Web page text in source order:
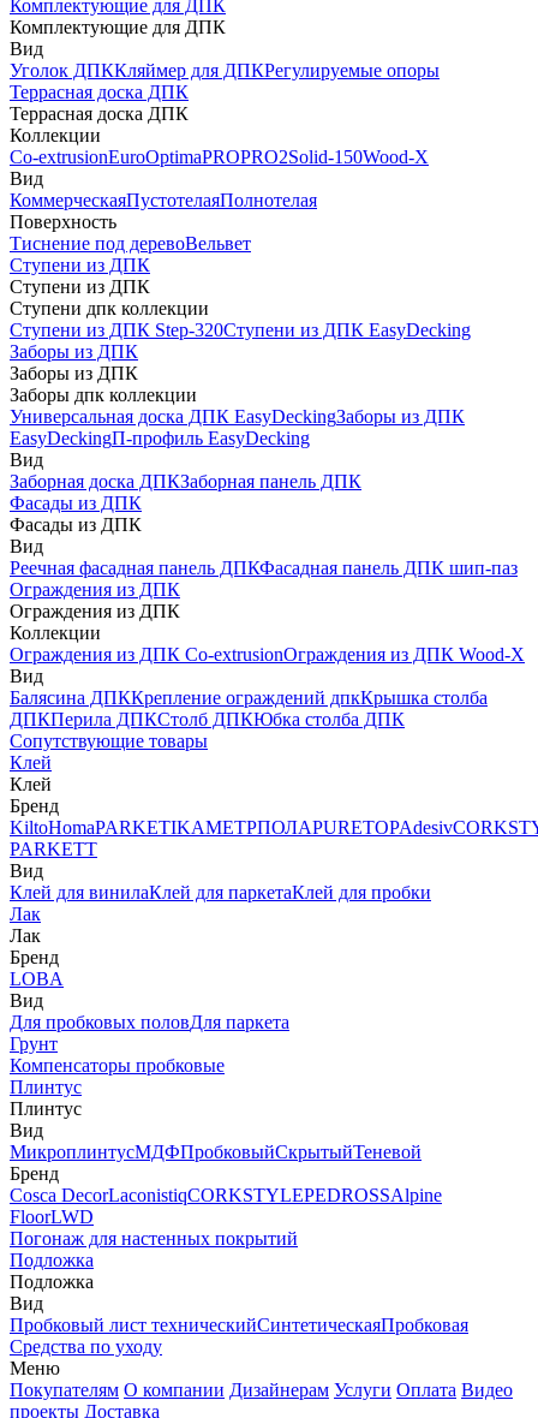
Комплектующие для ДПК
Комплектующие для ДПК
Вид
Уголок ДПККляймер для ДПКРегулируемые опоры
Террасная доска ДПК
Террасная доска ДПК
Коллекции
Co-extrusionEuroOptimaPROPRO2Solid-150Wood-X
Вид
КоммерческаяПустотелаяПолнотелая
Поверхность
Тиснение под деревоВельвет
Ступени из ДПК
Ступени из ДПК
Ступени дпк коллекции
Ступени из ДПК Step-320Ступени из ДПК EasyDecking
Заборы из ДПК
Заборы из ДПК
Заборы дпк коллекции
Универсальная доска ДПК EasyDeckingЗаборы из ДПК
EasyDeckingП-профиль EasyDecking
Вид
Заборная доска ДПКЗаборная панель ДПК
Фасады из ДПК
Фасады из ДПК
Вид
Реечная фасадная панель ДПКФасадная панель ДПК шип-паз
Ограждения из ДПК
Ограждения из ДПК
Коллекции
Ограждения из ДПК Co-extrusionОграждения из ДПК Wood-X
Вид
Балясина ДПККрепление ограждений дпкКрышка столба
ДПКПерила ДПКСтолб ДПКЮбка столба ДПК
Сопутствующие товары
Клей
Клей
Бренд
KiltoHomaPARKETIKAМЕТРПОЛАPURETOPAdesiv
PARKETT
Вид
Клей для винилаКлей для паркетаКлей для пробки
Лак
Лак
Бренд
LOBA
Вид
Для пробковых половДля паркета
Грунт
Компенсаторы пробковые
Плинтус
Плинтус
Вид
МикроплинтусМДФПробковыйСкрытыйТеневой
Бренд
Cosca DecorLaconistiqCORKSTYLEPEDROSSAlpine
FloorLWD
Погонаж для настенных покрытий
Подложка
Подложка
Вид
Пробковый лист техническийСинтетическаяПробковая
Средства по уходу
Меню
Покупателям О компании Дизайнерам Услуги Оплата Видео
проекты Доставка